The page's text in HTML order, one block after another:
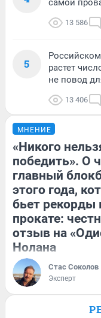
самой
13 586
5
растет
не повод
13 406
МНЕНИЕ
«Никого
победить». О
главный
этого года,
бьет рекорды
прокате:
отзыв на
Нолана
Стас Соколов
Эксперт